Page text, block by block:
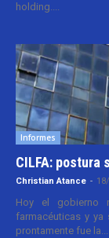
holding....
Informes
CILFA: postura
Christian Atance -
Hoy el gobierno
farmacéuticas y
prontamente fue la...